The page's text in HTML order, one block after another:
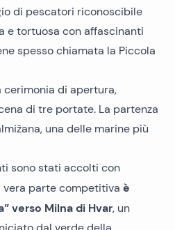
di pescatori riconoscibile
e tortuosa con affascinanti
spesso chiamata la Piccola
cerimonia di apertura,
di tre portate. La partenza
una delle marine più
sono stati accolti con
vera parte competitiva è
verso Milna di Hvar, un